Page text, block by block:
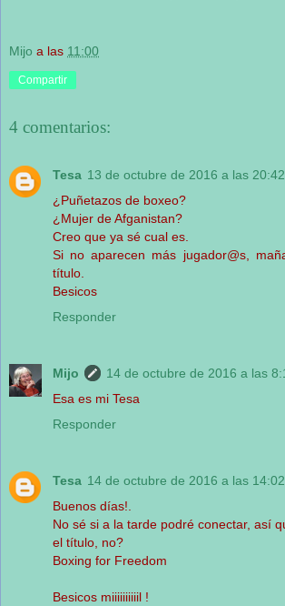
Mijo a las 11:00
Compartir
4 comentarios:
Tesa 13 de octubre de 2016 a las 20:42
¿Puñetazos de boxeo?
¿Mujer de Afganistan?
Creo que ya sé cual es.
Si no aparecen más jugador@s,
título.
Besicos
Responder
Mijo
14 de octubre de 2016 a las
Esa es mi Tesa
Responder
Tesa 14 de octubre de 2016 a las 14:02
Buenos días!.
No sé si a la tarde podré conectar, así
el título, no?
Boxing for Freedom
Besicos miiiiiiiiiil !